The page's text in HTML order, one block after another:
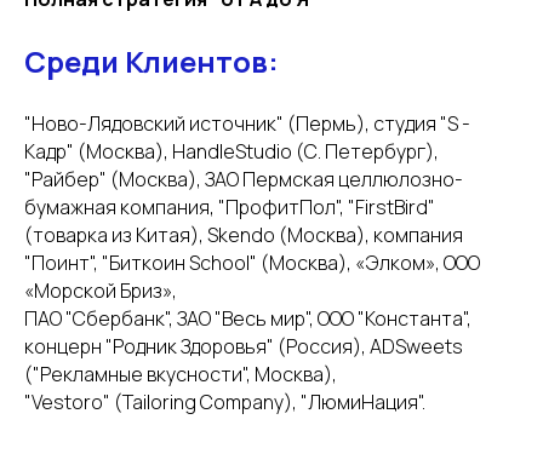
Среди Клиентов:
"Ново-Лядовский источник" (Пермь), студия "S -
Кадр" (Москва), HandleStudio (С. Петербург),
"Райбер" (Москва), ЗАО Пермская целлюлозно-
бумажная компания, "ПрофитПол", "FirstBird"
(товарка из Китая), Skendo (Москва), компания
"Поинт", "Биткоин School" (Москва), «Элком», ООО
«Морской Бриз»,
ПАО "Сбербанк", ЗАО "Весь мир", ООО "Константа",
концерн "Родник Здоровья" (Россия), ADSweets
("Рекламные вкусности", Москва),
"Vestoro" (Tailoring Company), "ЛюмиНация".